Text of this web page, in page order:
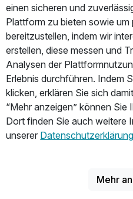
Wanderurlaub im
in Sonnen inkl. HP | 4
3 Übernachtungen im
3 x reichhaltiges
3 x köstliches 3 Gang
2 x Lunchpaket für
Alle Inklusivleistungen
3 x reichhaltiges
8 weitere anzeigen
Zum
einen sicheren und
Plattform zu bieten sowie um
bereitzustellen, indem wir
erstellen, diese messen und
Analysen der
Erlebnis durchführen. Indem
klicken, erklären Sie sich
“Mehr anzeigen” können Sie
Dort finden Sie auch weitere
unserer Datenschutzerklärung
Mehr